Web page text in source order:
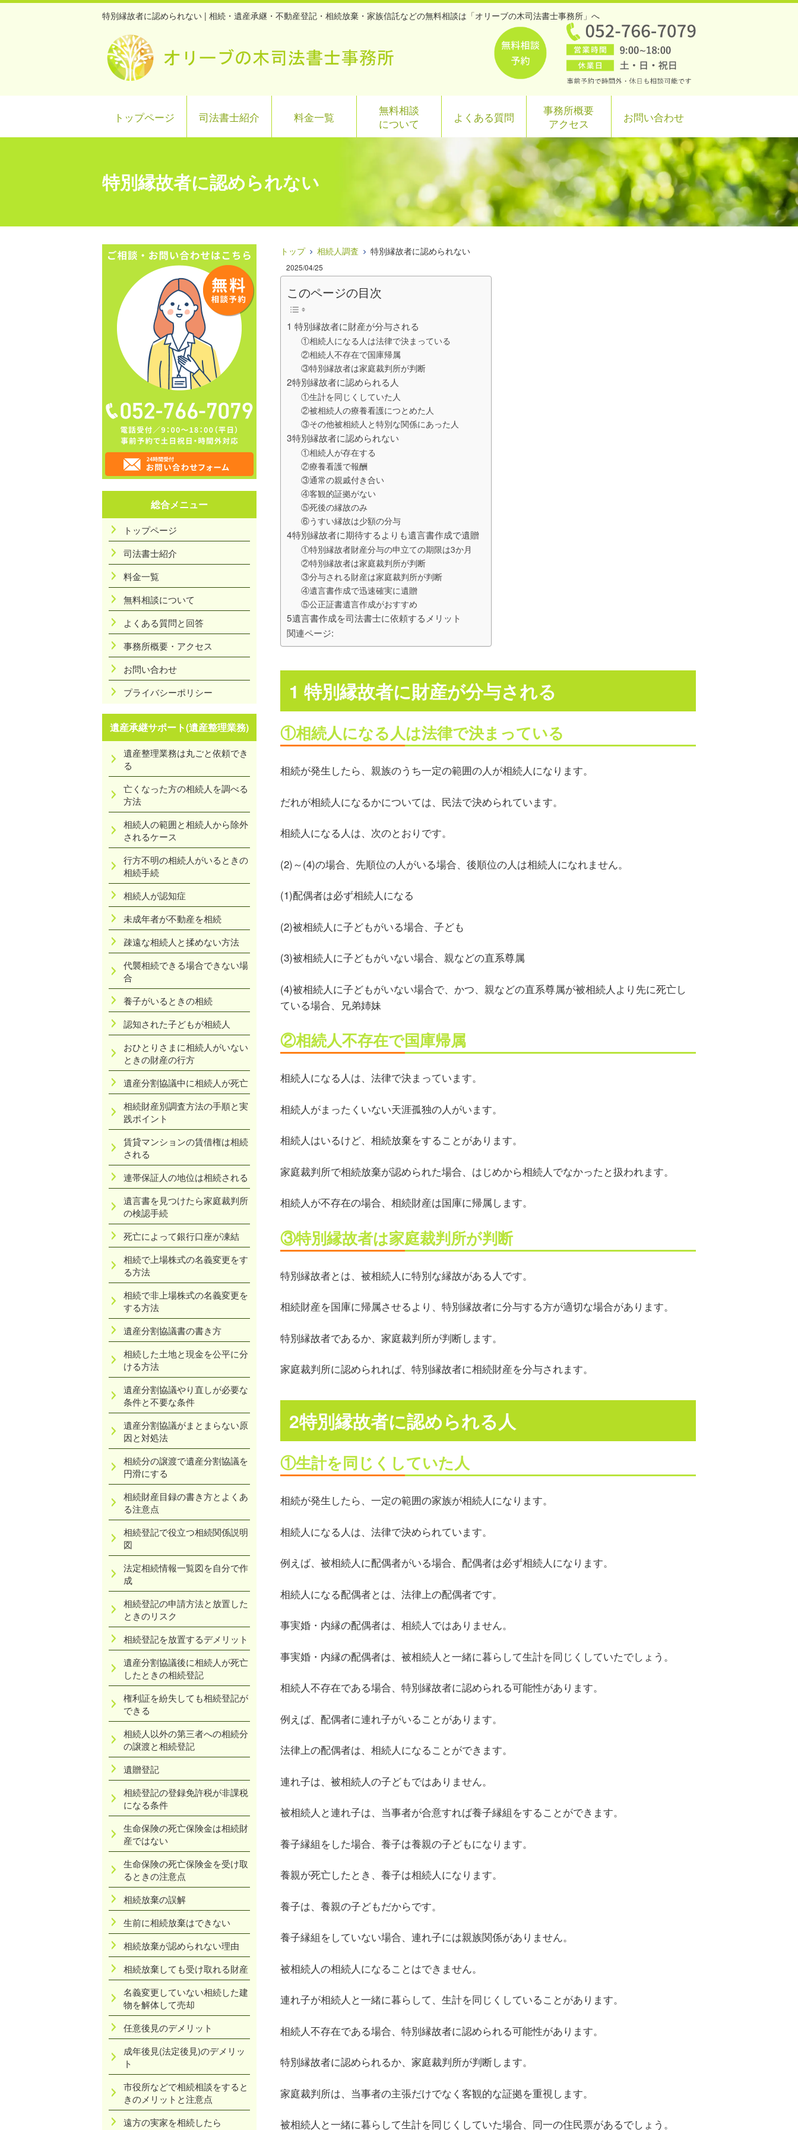
特別縁故者に認められない | 相続・遺産承継・不動産登記・相続放棄・家族信託などの無料相談は「オリーブの木司法書士事務所」へ
トップページ 司法書士紹介 料金一覧
無料相談
について
よくある質問
事務所概要
アクセス
お問い合わせ
特別縁故者に認められない
トップ 相続人調査 特別縁故者に認められない
2025/04/25
このページの目次
1 特別縁故者に財産が分与される
①相続人になる人は法律で決まっている
②相続人不存在で国庫帰属
③特別縁故者は家庭裁判所が判断
2特別縁故者に認められる人
①生計を同じくしていた人
②被相続人の療養看護につとめた人
③その他被相続人と特別な関係にあった人
3特別縁故者に認められない
①相続人が存在する
②療養看護で報酬
③通常の親戚付き合い
④客観的証拠がない
⑤死後の縁故のみ
⑥うすい縁故は少額の分与
4特別縁故者に期待するよりも遺言書作成で遺贈
①特別縁故者財産分与の申立ての期限は3か月
②特別縁故者は家庭裁判所が判断
③分与される財産は家庭裁判所が判断
④遺言書作成で迅速確実に遺贈
⑤公正証書遺言作成がおすすめ
5遺言書作成を司法書士に依頼するメリット
関連ページ:
1 特別縁故者に財産が分与される
①相続人になる人は法律で決まっている
相続が発生したら、親族のうち一定の範囲の人が相続人になります。
だれが相続人になるかについては、民法で決められています。
相続人になる人は、次のとおりです。
(2)～(4)の場合、先順位の人がいる場合、後順位の人は相続人になれません。
(1)配偶者は必ず相続人になる
(2)被相続人に子どもがいる場合、子ども
(3)被相続人に子どもがいない場合、親などの直系尊属
(4)被相続人に子どもがいない場合で、かつ、親などの直系尊属が被相続人より先に死亡し
ている場合、兄弟姉妹
②相続人不存在で国庫帰属
相続人になる人は、法律で決まっています。
相続人がまったくいない天涯孤独の人がいます。
相続人はいるけど、相続放棄をすることがあります。
家庭裁判所で相続放棄が認められた場合、はじめから相続人でなかったと扱われます。
相続人が不存在の場合、相続財産は国庫に帰属します。
③特別縁故者は家庭裁判所が判断
特別縁故者とは、被相続人に特別な縁故がある人です。
相続財産を国庫に帰属させるより、特別縁故者に分与する方が適切な場合があります。
特別縁故者であるか、家庭裁判所が判断します。
家庭裁判所に認められれば、特別縁故者に相続財産を分与されます。
2特別縁故者に認められる人
①生計を同じくしていた人
相続が発生したら、一定の範囲の家族が相続人になります。
相続人になる人は、法律で決められています。
例えば、被相続人に配偶者がいる場合、配偶者は必ず相続人になります。
相続人になる配偶者とは、法律上の配偶者です。
事実婚・内縁の配偶者は、相続人ではありません。
事実婚・内縁の配偶者は、被相続人と一緒に暮らして生計を同じくしていたでしょう。
相続人不存在である場合、特別縁故者に認められる可能性があります。
例えば、配偶者に連れ子がいることがあります。
法律上の配偶者は、相続人になることができます。
連れ子は、被相続人の子どもではありません。
被相続人と連れ子は、当事者が合意すれば養子縁組をすることができます。
養子縁組をした場合、養子は養親の子どもになります。
養親が死亡したとき、養子は相続人になります。
養子は、養親の子どもだからです。
養子縁組をしていない場合、連れ子には親族関係がありません。
被相続人の相続人になることはできません。
連れ子が相続人と一緒に暮らして、生計を同じくしていることがあります。
相続人不存在である場合、特別縁故者に認められる可能性があります。
特別縁故者に認められるか、家庭裁判所が判断します。
家庭裁判所は、当事者の主張だけでなく客観的な証拠を重視します。
被相続人と一緒に暮らして生計を同じくしていた場合、同一の住民票があるでしょう。
総合メニュー
トップページ
司法書士紹介
料金一覧
無料相談について
よくある質問と回答
事務所概要・アクセス
お問い合わせ
プライバシーポリシー
遺産承継サポート(遺産整理業務)
遺産整理業務は丸ごと依頼でき
る
亡くなった方の相続人を調べる
方法
相続人の範囲と相続人から除外
されるケース
行方不明の相続人がいるときの
相続手続
相続人が認知症
未成年者が不動産を相続
疎遠な相続人と揉めない方法
代襲相続できる場合できない場
合
養子がいるときの相続
認知された子どもが相続人
おひとりさまに相続人がいない
ときの財産の行方
遺産分割協議中に相続人が死亡
相続財産別調査方法の手順と実
践ポイント
賃貸マンションの賃借権は相続
される
連帯保証人の地位は相続される
遺言書を見つけたら家庭裁判所
の検認手続
死亡によって銀行口座が凍結
相続で上場株式の名義変更をす
る方法
相続で非上場株式の名義変更を
する方法
遺産分割協議書の書き方
相続した土地と現金を公平に分
ける方法
遺産分割協議やり直しが必要な
条件と不要な条件
遺産分割協議がまとまらない原
因と対処法
相続分の譲渡で遺産分割協議を
円滑にする
相続財産目録の書き方とよくあ
る注意点
相続登記で役立つ相続関係説明
図
法定相続情報一覧図を自分で作
成
相続登記の申請方法と放置した
ときのリスク
相続登記を放置するデメリット
遺産分割協議後に相続人が死亡
したときの相続登記
権利証を紛失しても相続登記が
できる
相続人以外の第三者への相続分
の譲渡と相続登記
遺贈登記
相続登記の登録免許税が非課税
になる条件
生命保険の死亡保険金は相続財
産ではない
生命保険の死亡保険金を受け取
るときの注意点
相続放棄の誤解
生前に相続放棄はできない
相続放棄が認められない理由
相続放棄しても受け取れる財産
名義変更していない相続した建
物を解体して売却
任意後見のデメリット
成年後見(法定後見)のデメリッ
ト
市役所などで相続相談をすると
きのメリットと注意点
遠方の実家を相続したら